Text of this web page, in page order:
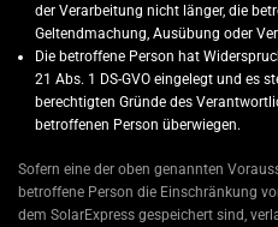
der Verarbeitung nicht länger, die
Geltendmachung, Ausübung oder
Die betroffene Person hat
21 Abs. 1 DS-GVO eingelegt und es
berechtigten Gründe des
betroffenen Person überwiegen.
Sofern eine der oben genannten
betroffene Person die Einschränkung
dem SolarExpress gespeichert sind,